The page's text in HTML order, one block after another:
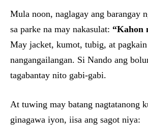
Mula noon, naglagay ang barangay
sa parke na may nakasulat: “Kahon
May jacket, kumot, tubig, at pagkain
nangangailangan. Si Nando ang
tagabantay nito gabi-gabi.
At tuwing may batang nagtatanong
ginagawa iyon, iisa ang sagot niya: